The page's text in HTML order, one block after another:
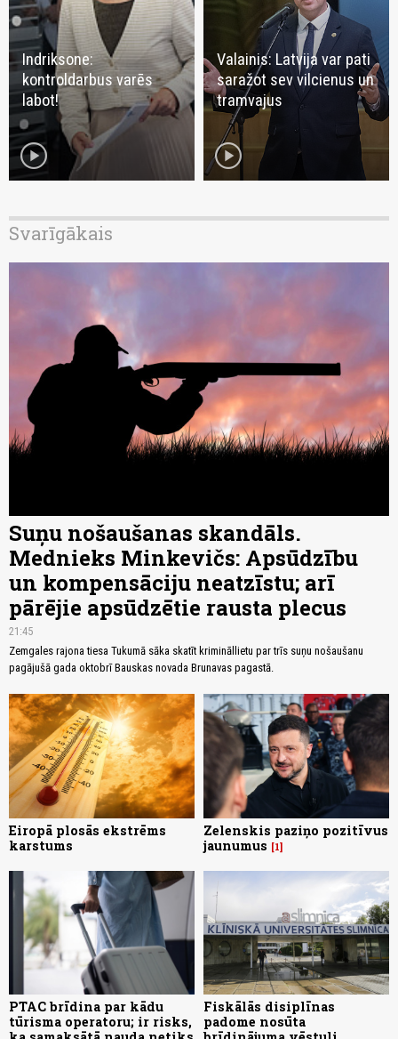
Indriksone:
kontroldarbus varēs
labot!
play_circle
Valainis: Latvija var pati
saražot sev vilcienus un
tramvajus
play_circle
Svarīgākais
Suņu nošaušanas skandāls.
Mednieks Minkevičs: Apsūdzību
un kompensāciju neatzīstu; arī
pārējie apsūdzētie rausta plecus
21:45
Zemgales rajona tiesa Tukumā sāka skatīt krimināllietu par trīs suņu nošaušanu
pagājušā gada oktobrī Bauskas novada Brunavas pagastā.
Eiropā plosās ekstrēms
karstums
Zelenskis paziņo pozitīvus
jaunumus
1
PTAC brīdina par kādu
tūrisma operatoru; ir risks,
Fiskālās disiplīnas
padome nosūta